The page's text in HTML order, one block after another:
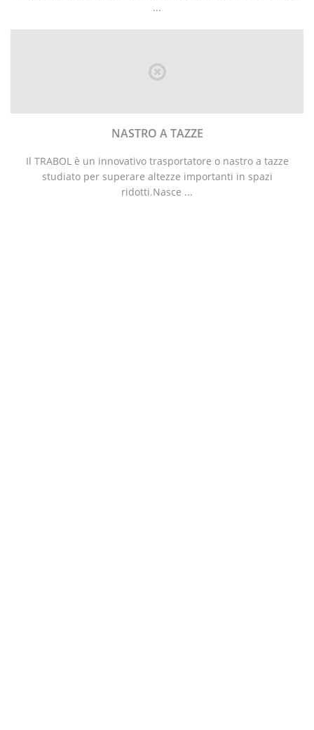
...
NASTRO A TAZZE
Il TRABOL è un innovativo trasportatore o nastro a tazze
studiato per superare altezze importanti in spazi
ridotti.Nasce ...